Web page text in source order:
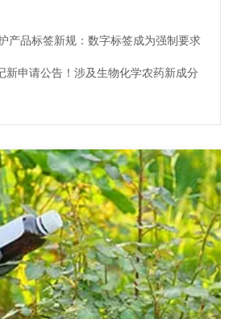
产品标签新规：数字标签成为强制要求
新申请公告！涉及生物化学农药新成分